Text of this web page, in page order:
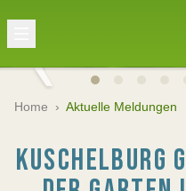
Home › Aktuelle Meldungen
KUSCHELBURG